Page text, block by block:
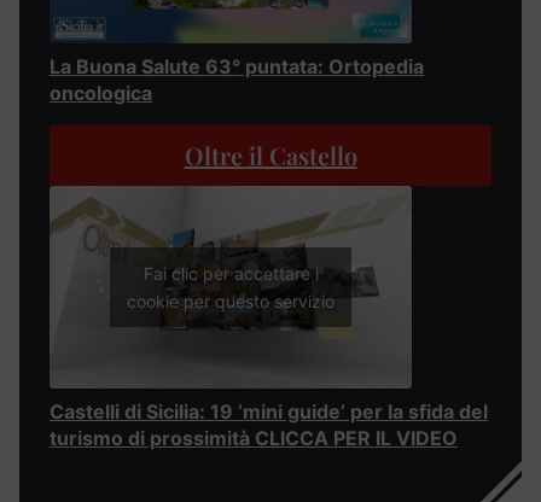
La Buona Salute 63° puntata: Ortopedia
oncologica
Oltre il Castello
Fai clic per accettare i
cookie per questo servizio
Castelli di Sicilia: 19 ‘mini guide’ per la sfida del
turismo di prossimità CLICCA PER IL VIDEO